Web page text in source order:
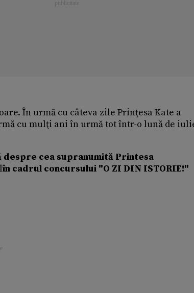
În urmă cu câteva zile Prinţesa Kate a
cu mulţi ani în urmă tot într-o lună de
cea supranumită Printesa
în cadrul concursului "O ZI DIN ISTORIE!"